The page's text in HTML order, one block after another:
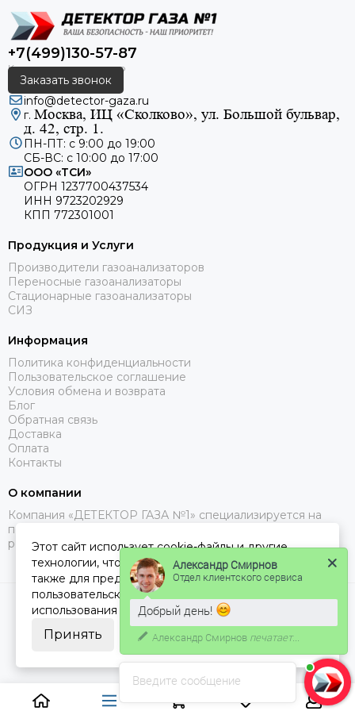
+7(499)130-57-87
Заказать звонок
info@detector-gaza.ru
г. Москва, ИЦ «Сколково», ул. Большой бульвар,
д. 42, стр. 1.
ПН-ПТ: с 9:00 до 19:00
СБ-ВС: с 10:00 до 17:00
ООО «ТСИ»
ОГРН 1237700437534
ИНН 9723202929
КПП 772301001
Продукция и Услуги
Производители газоанализаторов
Переносные газоанализаторы
Стационарные газоанализаторы
СИЗ
Информация
Политика конфиденциальности
Пользовательское соглашение
Условия обмена и возврата
Блог
Обратная связь
Доставка
Оплата
Контакты
О компании
Компания «ДЕТЕКТОР ГАЗА №1» специализируется на
поставках газоанализаторов, с доставкой в Москве, МО и
регионах РФ.
2026 © ДЕТЕКТОР ГАЗА 1. Карта сайта
Этот сайт использует cookie-файлы и другие
технологии, чтобы помочь Вам в навигации, а
также для предоставления лучшего
пользовательского опыта и анализа
использования наших продуктов и услуг.
Принять
Введите сообщение
Александр Смирнов
Отдел клиентского сервиса
Добрый день!
Александр Смирновпечатает...